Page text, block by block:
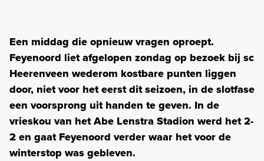
Een middag die opnieuw vragen oproept.
Feyenoord liet afgelopen zondag op bezoek bij sc
Heerenveen wederom kostbare punten liggen
door, niet voor het eerst dit seizoen, in de slotfase
een voorsprong uit handen te geven. In de
vrieskou van het Abe Lenstra Stadion werd het 2-
2 en gaat Feyenoord verder waar het voor de
winterstop was gebleven.